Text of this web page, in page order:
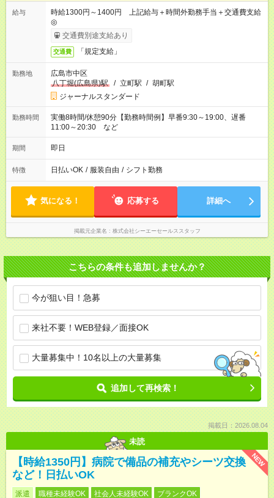
給与
時給1300円～1400円 上記給与＋時間外勤務手当＋交通費支給
◎
交通費別途支給あり
交通費 「規定支給」
勤務地
広島市中区
八丁堀(広島県)駅
/ 立町駅 / 胡町駅
ジャーナルスタンダード
勤務時間
実働8時間/休憩90分【勤務時間例】早番9:30～19:00、遅番
11:00～20:30 など
期間 即日
特徴 日払いOK / 服装自由 / シフト勤務
気になる！ 応募する 詳細へ
掲載元企業名 株式会社シーエーセールススタッフ
こちらの条件も追加しませんか？
今が狙い目！急募
来社不要！WEB登録／面接OK
大量募集中！10名以上の大量募集
追加して再検索！
掲載日：2026.08.04
未読
NEW
【時給1350円】病院で備品の補充やシーツ交換
など！日払いOK
派遣 職種未経験OK 社会人未経験OK ブランクOK